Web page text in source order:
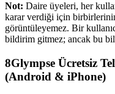
Not: Daire üyeleri, her
karar verdiği için
görüntüleyemez. Bir
bildirim gitmez; ancak bu
8Glympse Ücretsiz
(Android & iPhone)